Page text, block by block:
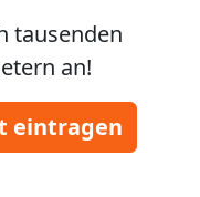
tausenden
an!
eintragen